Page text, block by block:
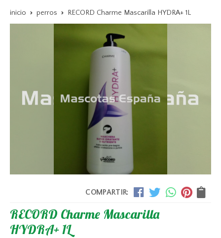
inicio perros RECORD Charme Mascarilla HYDRA+ 1L
COMPARTIR:
RECORD Charme Mascarilla
HYDRA+ 1L